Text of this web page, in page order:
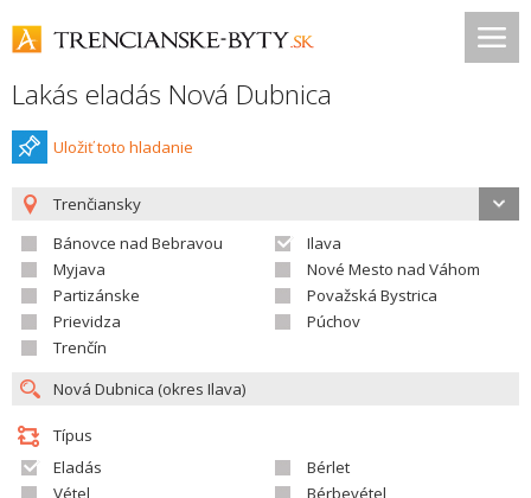
Lakás eladás Nová Dubnica
Uložiť toto hladanie
Trenčiansky
Bánovce nad Bebravou
Ilava
Myjava
Nové Mesto nad Váhom
Partizánske
Považská Bystrica
Prievidza
Púchov
Trenčín
Típus
Eladás
Bérlet
Vétel
Bérbevétel